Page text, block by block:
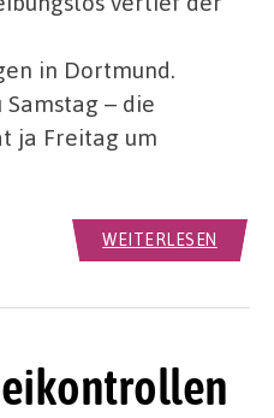
in Dortmund.
– die
ja Freitag um
WEITERLESEN